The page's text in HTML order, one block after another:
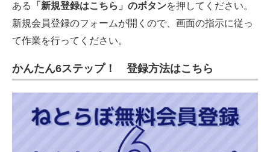
ある
「新規登録はこちら」のボタンを押してください。
新規会員登録のフォームが開くので、画面の指示に従っ
て作業を行ってください。
かんたん6ステップ！ 登録方法はこちら